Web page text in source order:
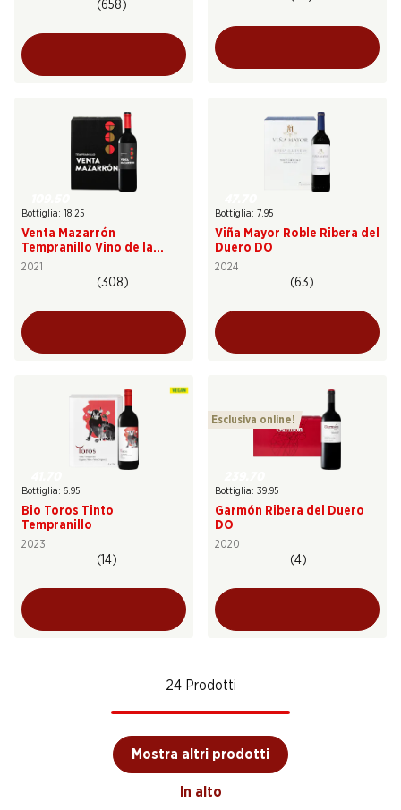
(658)
Bottiglia: 18.25
Venta Mazarrón
Tempranillo Vino de la
Tierra de Castilla y León
2021
(308)
Bottiglia: 7.95
Viña Mayor Roble Ribera del
Duero DO
2024
(63)
Bottiglia: 6.95
Bio Toros Tinto
Tempranillo
2023
(14)
Esclusiva online!
Bottiglia: 39.95
Garmón Ribera del Duero
DO
2020
(4)
24 Prodotti
Mostra altri prodotti
In alto